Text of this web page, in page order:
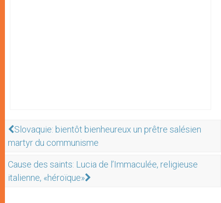
Slovaquie: bientôt bienheureux un prêtre salésien
martyr du communisme
Cause des saints: Lucia de l’Immaculée, religieuse
italienne, «héroïque»